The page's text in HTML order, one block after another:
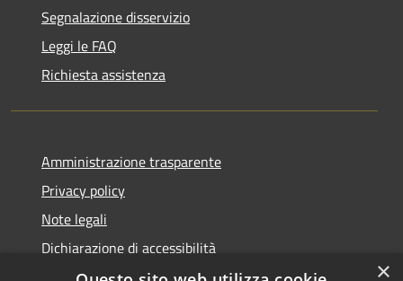
Segnalazione disservizio
Leggi le FAQ
Richiesta assistenza
Amministrazione trasparente
Privacy policy
Note legali
Dichiarazione di accessibilità
×